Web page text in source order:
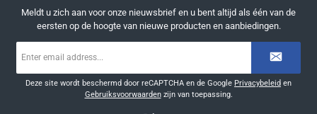
Meldt u zich aan voor onze nieuwsbrief en u bent altijd als één van de
eersten op de hoogte van nieuwe producten en aanbiedingen.
mailadres
Deze site wordt beschermd door reCAPTCHA en de Google Privacybeleid en
Gebruiksvoorwaardenzijn van toepassing.